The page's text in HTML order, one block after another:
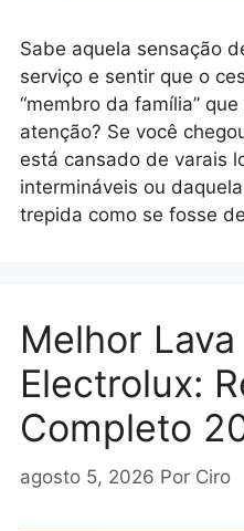
Sabe aquela sensação
serviço e sentir que o
“membro da família”
atenção? Se você
está cansado de varais
intermináveis ou
trepida como se fosse
Melhor
Electrolux:
Completo
agosto 5, 2026 Por Ciro